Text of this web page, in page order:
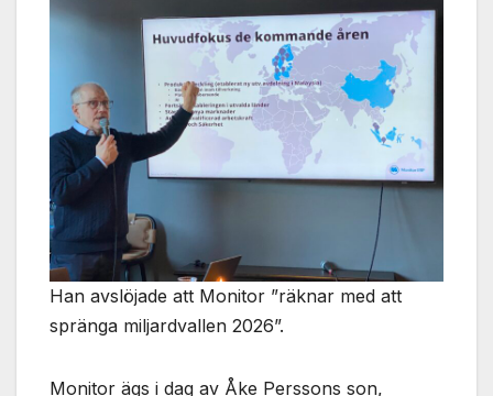
Han avslöjade att Monitor ”räknar med att
spränga miljardvallen 2026”.
Monitor ägs i dag av Åke Perssons son,
Genom att dela
med dig av dina
intressen och ditt
beteende när du
surfar ökar du
chansen att få se
personligt
anpassat innehåll
och erbjudanden.